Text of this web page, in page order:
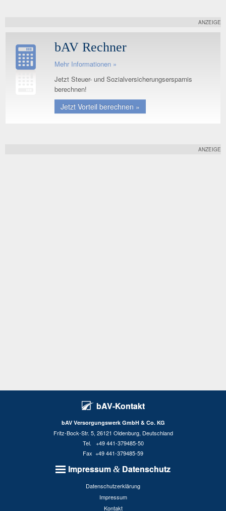
ANZEIGE
bAV Rechner
Mehr Informationen »
Jetzt Steuer- und Sozialversicherungsersparnis
berechnen!
Jetzt Vorteil berechnen »
ANZEIGE
bAV-Kontakt
bAV Versorgungswerk GmbH & Co. KG
Fritz-Bock-Str. 5, 26121 Oldenburg, Deutschland
Tel. +49 441-379485-50
Fax +49 441-379485-59
Impressum & Datenschutz
Datenschutzerklärung
Impressum
Kontakt